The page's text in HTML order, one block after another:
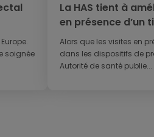
soignée
La HAS tient à
en présence d’un
Alors que les visites en
dans les dispositifs de
Autorité de santé publie...